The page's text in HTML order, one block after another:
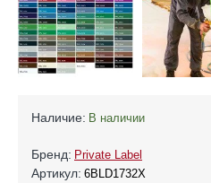
Наличие: В наличии
Бренд: Private Label
Артикул: 6BLD1732X